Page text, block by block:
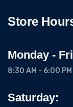
Store
Monday -
8:30 AM - 6:00 PM
Saturday: